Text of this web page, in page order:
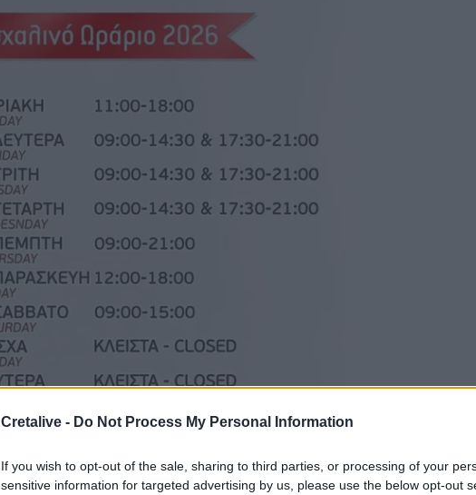
Cretalive - Do Not Process My Personal Information
If you wish to opt-out of the sale, sharing to third parties, or processing of your
sensitive information for targeted advertising by us, please use the below opt-out